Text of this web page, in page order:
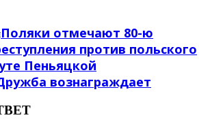
Поляки отмечают 80-ю
против польского
Пеньяцкой
вознаграждает